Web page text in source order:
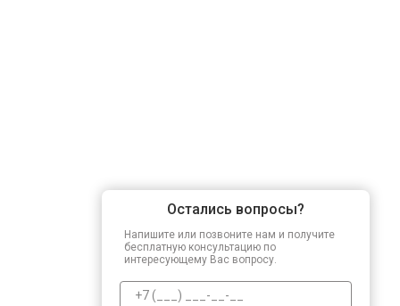
Остались вопросы?
Напишите или позвоните нам и получите
бесплатную консультацию по
интересующему Вас вопросу.